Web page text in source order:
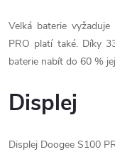
Velká baterie
PRO platí také. Díky
baterie nabít do 60 %
Displej
Displej Doogee S100